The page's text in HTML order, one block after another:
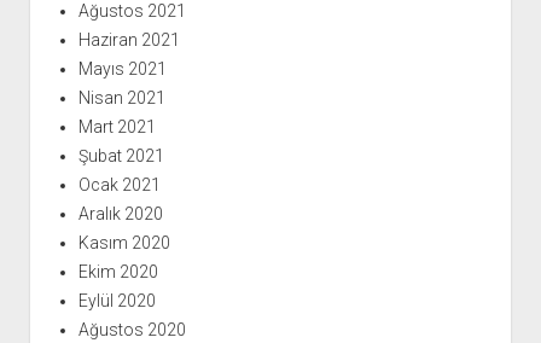
Ağustos 2021
Haziran 2021
Mayıs 2021
Nisan 2021
Mart 2021
Şubat 2021
Ocak 2021
Aralık 2020
Kasım 2020
Ekim 2020
Eylül 2020
Ağustos 2020